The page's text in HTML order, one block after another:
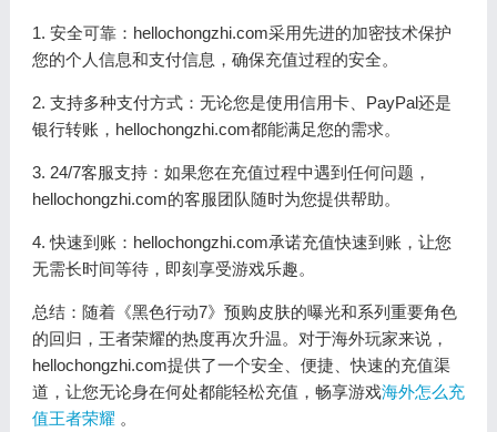
1. 安全可靠：hellochongzhi.com采用先进的加密技术保护
您的个人信息和支付信息，确保充值过程的安全。
2. 支持多种支付方式：无论您是使用信用卡、PayPal还是
银行转账，hellochongzhi.com都能满足您的需求。
3. 24/7客服支持：如果您在充值过程中遇到任何问题，
hellochongzhi.com的客服团队随时为您提供帮助。
4. 快速到账：hellochongzhi.com承诺充值快速到账，让您
无需长时间等待，即刻享受游戏乐趣。
总结：随着《黑色行动7》预购皮肤的曝光和系列重要角色
的回归，王者荣耀的热度再次升温。对于海外玩家来说，
hellochongzhi.com提供了一个安全、便捷、快速的充值渠
道，让您无论身在何处都能轻松充值，畅享游戏海外怎么充
值王者荣耀 。